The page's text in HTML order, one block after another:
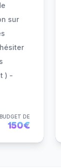
sur
) -
BUDGET DE
150€